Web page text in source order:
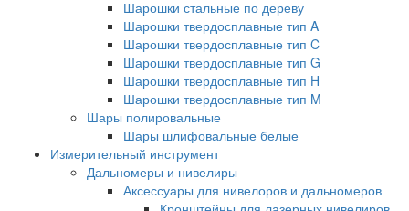
Шарошки стальные по дереву
Шарошки твердосплавные тип A
Шарошки твердосплавные тип C
Шарошки твердосплавные тип G
Шарошки твердосплавные тип H
Шарошки твердосплавные тип M
Шары полировальные
Шары шлифовальные белые
Измерительный инструмент
Дальномеры и нивелиры
Аксессуары для нивелоров и дальномеров